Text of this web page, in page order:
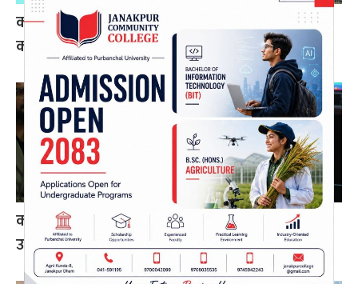
कोइराला निवास मर्मतका लागि सरकारले दिएको २
करोड शेखरले गरे फिर्ता
करदाता प्रोत्साहन कार्यक्रम सफल भए अन्तर्राष्ट्रिय
उदाहरण बन्न सक्छ: अर्थमन्त्री डा. वाग्ले